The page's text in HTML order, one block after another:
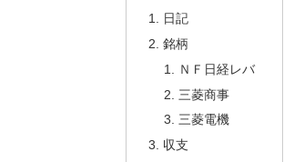
日記
銘柄
ＮＦ日経レバ
三菱商事
三菱電機
収支